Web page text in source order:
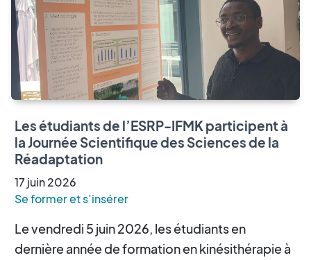
Les étudiants de l’ESRP-IFMK participent à
la Journée Scientifique des Sciences de la
Réadaptation
17juin2026
Se former et s’insérer
Le vendredi 5 juin 2026, les étudiants en
dernière année de formation en kinésithérapie à